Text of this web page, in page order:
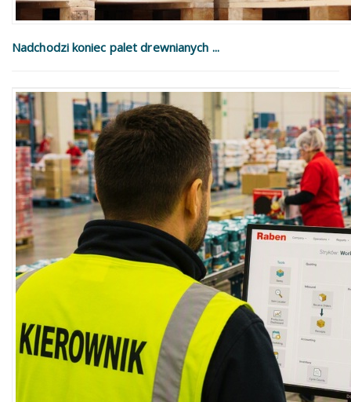
Nadchodzi koniec palet drewnianych ...